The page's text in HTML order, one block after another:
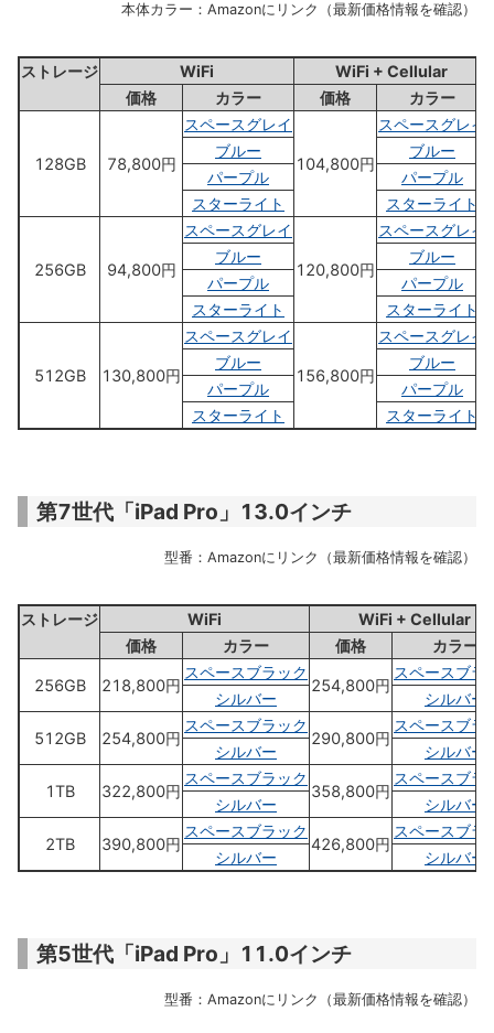
本体カラー：Amazonにリンク（最新価格情報を確認）
ストレージ WiFi
WiFi + Cellular
価格
カラー 価格 カラー
128GB 78,800円
スペースグレイ
104,800円
スペースグレイ
ブルー
ブルー
パープル
パープル
スターライト
スターライト
256GB 94,800円
スペースグレイ
120,800円
スペースグレイ
ブルー
ブルー
パープル
パープル
スターライト
スターライト
512GB 130,800円
スペースグレイ
156,800円
スペースグレイ
ブルー
ブルー
パープル
パープル
スターライト
スターライト
第7世代「iPad Pro」13.0インチ
型番：Amazonにリンク（最新価格情報を確認）
ストレージ WiFi
WiFi + Cellular
価格
カラー 価格 カラー
256GB 218,800円
スペースブラック
254,800円
スペースブラ
シルバー
シルバー
512GB 254,800円
スペースブラック
290,800円
スペースブラ
シルバー
シルバー
1TB 322,800円
スペースブラック
358,800円
スペースブラ
シルバー
シルバー
2TB 390,800円
スペースブラック
426,800円
スペースブラ
シルバー
シルバー
第5世代「iPad Pro」11.0インチ
型番：Amazonにリンク（最新価格情報を確認）